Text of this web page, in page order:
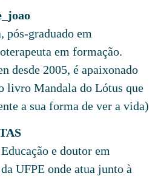
pós-graduado em
em formação.
desde 2005, é apaixonado
livro Mandala do Lótus que
a sua forma de ver a vida)
e doutor em
UFPE onde atua junto à